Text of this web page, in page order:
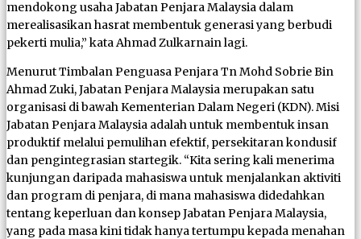
mendokong usaha Jabatan Penjara Malaysia dalam
merealisasikan hasrat membentuk generasi yang berbudi
pekerti mulia,” kata Ahmad Zulkarnain lagi.
Menurut Timbalan Penguasa Penjara Tn Mohd Sobrie Bin
Ahmad Zuki, Jabatan Penjara Malaysia merupakan satu
organisasi di bawah Kementerian Dalam Negeri (KDN). Misi
Jabatan Penjara Malaysia adalah untuk membentuk insan
produktif melalui pemulihan efektif, persekitaran kondusif
dan pengintegrasian startegik. “Kita sering kali menerima
kunjungan daripada mahasiswa untuk menjalankan aktiviti
dan program di penjara, di mana mahasiswa didedahkan
tentang keperluan dan konsep Jabatan Penjara Malaysia,
yang pada masa kini tidak hanya tertumpu kepada menahan